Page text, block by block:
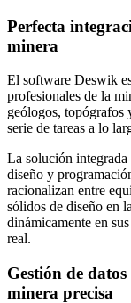
Perfecta
minera
El software Deswik
profesionales de la
geólogos, topógrafos
serie de tareas a lo
La solución integrada
diseño y
racionalizan entre
sólidos de diseño en
dinámicamente en
real.
Gestión de
minera precisa